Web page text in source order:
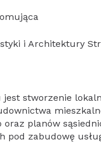
i Architektury
stworzenie
oraz planów
pod zabudowę